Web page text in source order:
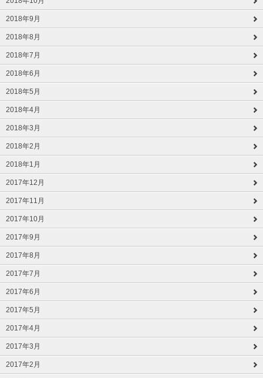
2018年9月
2018年8月
2018年7月
2018年6月
2018年5月
2018年4月
2018年3月
2018年2月
2018年1月
2017年12月
2017年11月
2017年10月
2017年9月
2017年8月
2017年7月
2017年6月
2017年5月
2017年4月
2017年3月
2017年2月